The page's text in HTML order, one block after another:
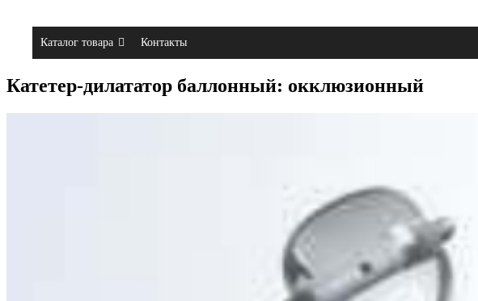
Каталог товара Контакты
Катетер-дилататор баллонный: окклюзионный